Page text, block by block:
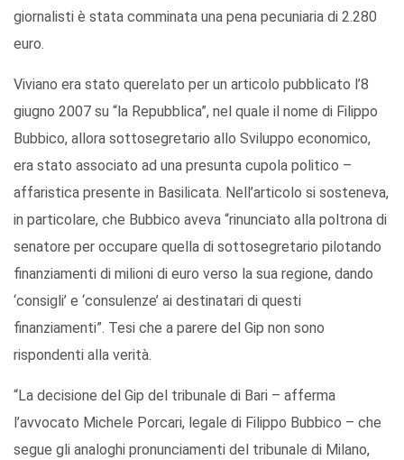
giornalisti è stata comminata una pena pecuniaria di 2.280
euro.
Viviano era stato querelato per un articolo pubblicato l’8
giugno 2007 su “la Repubblica”, nel quale il nome di Filippo
Bubbico, allora sottosegretario allo Sviluppo economico,
era stato associato ad una presunta cupola politico –
affaristica presente in Basilicata. Nell’articolo si sosteneva,
in particolare, che Bubbico aveva “rinunciato alla poltrona di
senatore per occupare quella di sottosegretario pilotando
finanziamenti di milioni di euro verso la sua regione, dando
‘consigli’ e ‘consulenze’ ai destinatari di questi
finanziamenti”. Tesi che a parere del Gip non sono
rispondenti alla verità.
“La decisione del Gip del tribunale di Bari – afferma
l’avvocato Michele Porcari, legale di Filippo Bubbico – che
segue gli analoghi pronunciamenti del tribunale di Milano,